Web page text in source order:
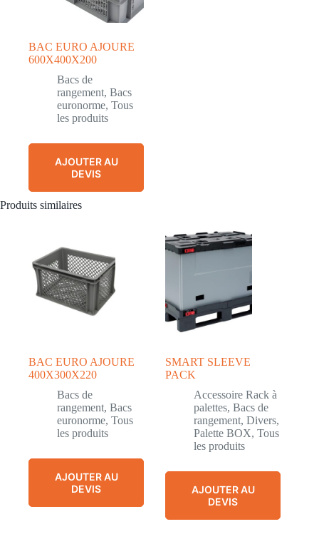
BAC EURO AJOURE
600X400X200
Bacs de
rangement, Bacs
euronorme, Tous
les produits
AJOUTER AU
DEVIS
Produits similaires
BAC EURO AJOURE
400X300X220
Bacs de
rangement, Bacs
euronorme, Tous
les produits
AJOUTER AU
DEVIS
SMART SLEEVE
PACK
Accessoire Rack à
palettes,Bacs de
rangement,Divers,
Palette BOX,Tous
les produits
AJOUTER AU
DEVIS